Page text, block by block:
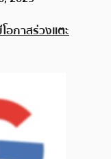
อกาสร่วงแตะ